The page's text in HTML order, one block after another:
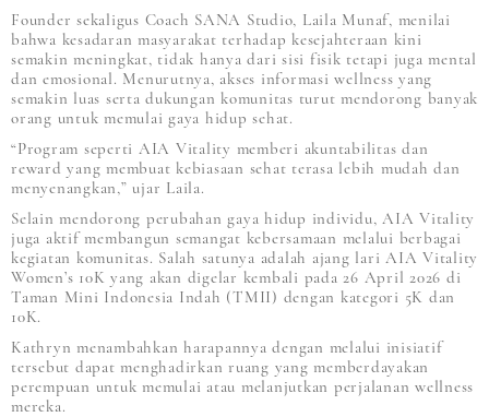
Founder sekaligus Coach SANA Studio, Laila Munaf, menilai
bahwa kesadaran masyarakat terhadap kesejahteraan kini
semakin meningkat, tidak hanya dari sisi fisik tetapi juga mental
dan emosional. Menurutnya, akses informasi wellness yang
semakin luas serta dukungan komunitas turut mendorong banyak
orang untuk memulai gaya hidup sehat.
“Program seperti AIA Vitality memberi akuntabilitas dan
reward yang membuat kebiasaan sehat terasa lebih mudah dan
menyenangkan,” ujar Laila.
Selain mendorong perubahan gaya hidup individu, AIA Vitality
juga aktif membangun semangat kebersamaan melalui berbagai
kegiatan komunitas. Salah satunya adalah ajang lari AIA Vitality
Women’s 10K yang akan digelar kembali pada 26 April 2026 di
Taman Mini Indonesia Indah (TMII) dengan kategori 5K dan
10K.
Kathryn menambahkan harapannya dengan melalui inisiatif
tersebut dapat menghadirkan ruang yang memberdayakan
perempuan untuk memulai atau melanjutkan perjalanan wellness
mereka.